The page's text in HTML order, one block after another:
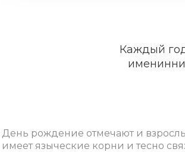
Каждый
День рождение отмечают и
имеет языческие корни и тесно